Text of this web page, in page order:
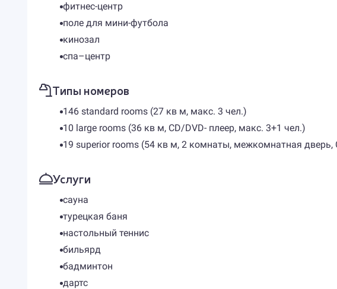
фитнес-центр
поле для мини-футбола
кинозал
спа–центр
Типы номеров
146 standard rooms (27 кв м, макс. 3 чел.)
10 large rooms (36 кв м, CD/DVD- плеер, макс. 3+1 чел.)
19 superior rooms (54 кв м, 2 комнаты, межкомнатная дверь,
Услуги
сауна
турецкая баня
настольный теннис
бильярд
бадминтон
дартс